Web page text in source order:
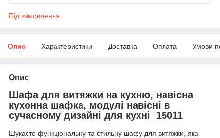
Під замовлення
Опис Характеристики Доставка Оплата Умови
Опис
Шафа для витяжки на кухню, навісна
кухонна шафка, модулі навісні в
сучасному дизайні для кухні 15011
Шукаєте функціональну та стильну шафу для витяжки, яка